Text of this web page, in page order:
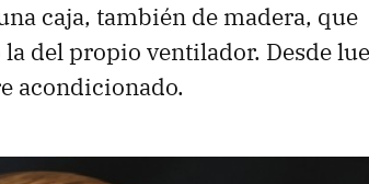
caja, también de madera, que
del propio ventilador. Desde
acondicionado.